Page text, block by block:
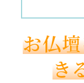
お仏
き